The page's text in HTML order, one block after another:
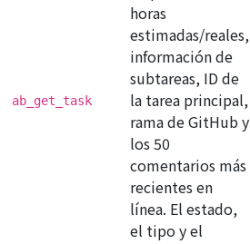
ab_get_task
horas
estimadas/reales,
información de
subtareas, ID de
la tarea principal,
rama de GitHub y
los 50
comentarios más
recientes en
línea. El estado,
el tipo y el